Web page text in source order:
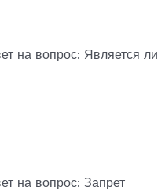
на вопрос: Является ли
на вопрос: Запрет